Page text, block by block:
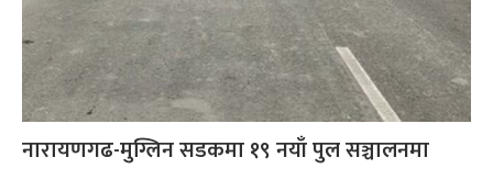
नारायणगढ-मुग्लिन सडकमा १९ नयाँ पुल सञ्चालनमा